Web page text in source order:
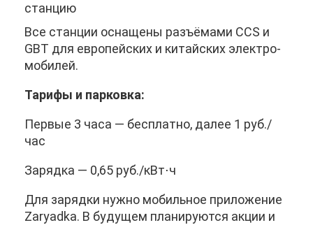
стан­цию
Все стан­ции осна­ще­ны разъ­ёма­ми CCS и
GBT для ев­ро­пей­ских и ки­тай­ских элек­тро­
мо­би­лей.
Та­ри­фы и пар­ков­ка:
Пер­вые 3 ча­са — бес­плат­но, да­лее 1 руб./
час
За­ряд­ка — 0,65 руб./кВт⋅ч
Для за­ряд­ки нуж­но мо­биль­ное при­ло­же­ние
Zaryadka. В бу­ду­щем пла­ни­ру­ют­ся ак­ции и